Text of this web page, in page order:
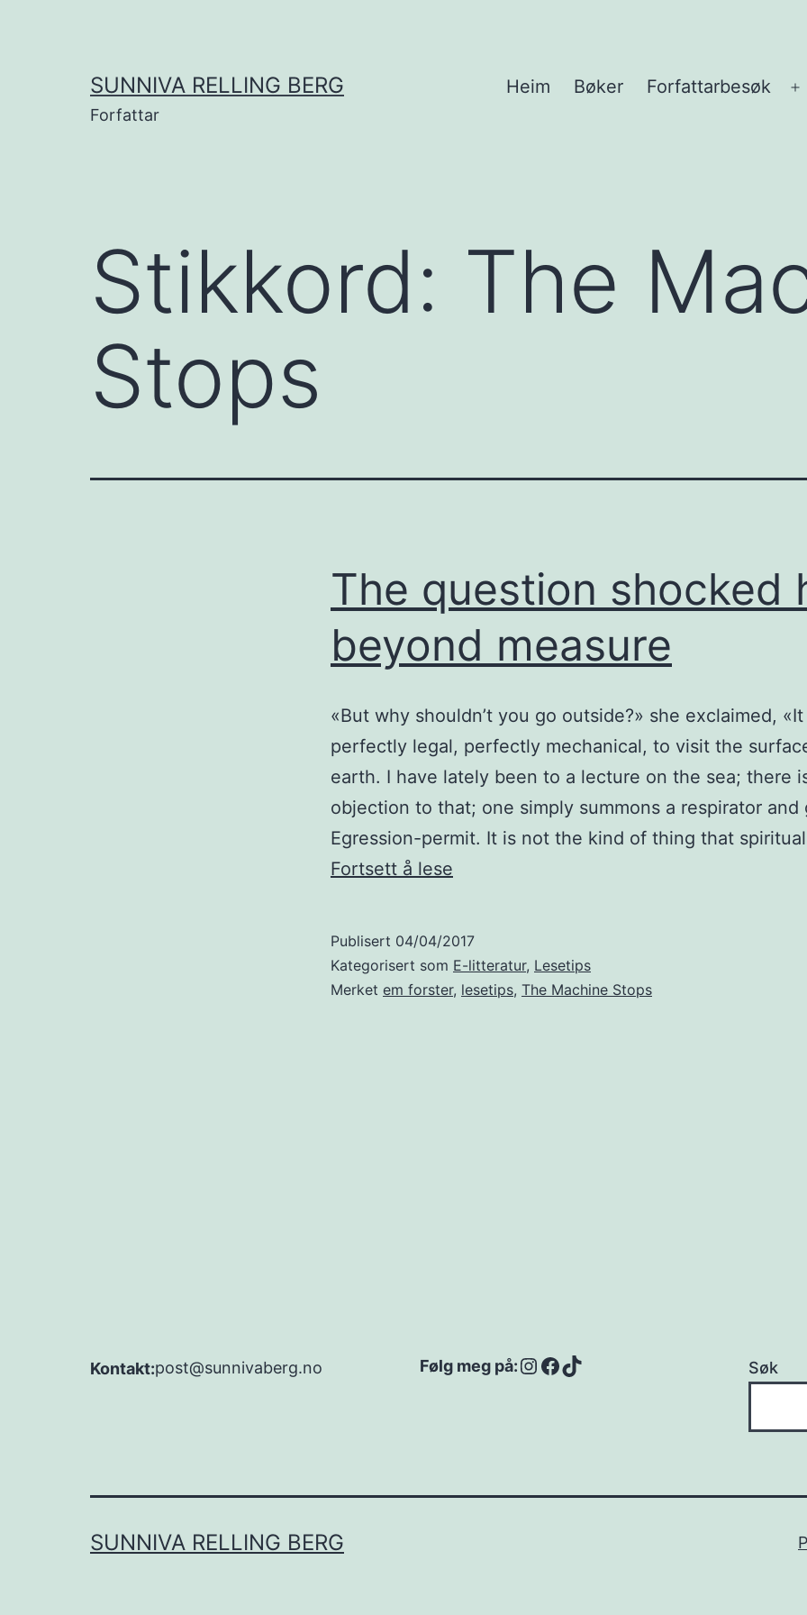
SUNNIVA RELLING BERG
Forfattar
Heim Bøker Forfattarbesøk
Stikkord: The
Stops
The question shocked
beyond measure
«But why shouldn’t you go outside?» she exclaimed,
perfectly legal, perfectly mechanical, to visit the
earth. I have lately been to a lecture on the sea; there
objection to that; one simply summons a respirator and
Egression-permit. It is not the kind of thing that
Fortsett å lese
her
beyond
Publisert 04/04/2017
Kategorisert som E-litteratur, Lesetips
Merket em forster, lesetips, The Machine Stops
Kontakt:post@sunnivaberg.no Følg meg på:Instagram
Facebook
TikTok Søk
SUNNIVA RELLING BERG